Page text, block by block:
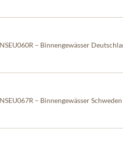
NSEU060R – Binnengewässer
NSEU067R – Binnengewässer Schweden